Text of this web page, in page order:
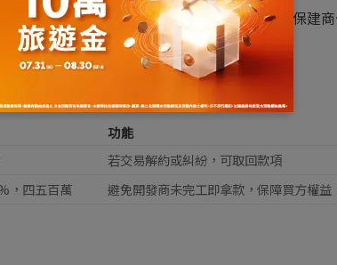
（約四、五百萬）分期支付時，信託可以確保建
功能
若交易解約或糾紛，可取回款項
，四五百萬 避免開發商未完工即拿款，保障買方權益